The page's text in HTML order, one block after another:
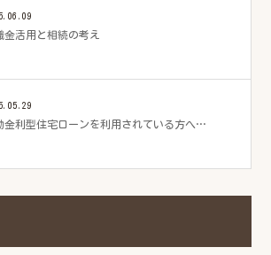
金活用と相続の考え
金利型住宅ローンを利用されている方へ…